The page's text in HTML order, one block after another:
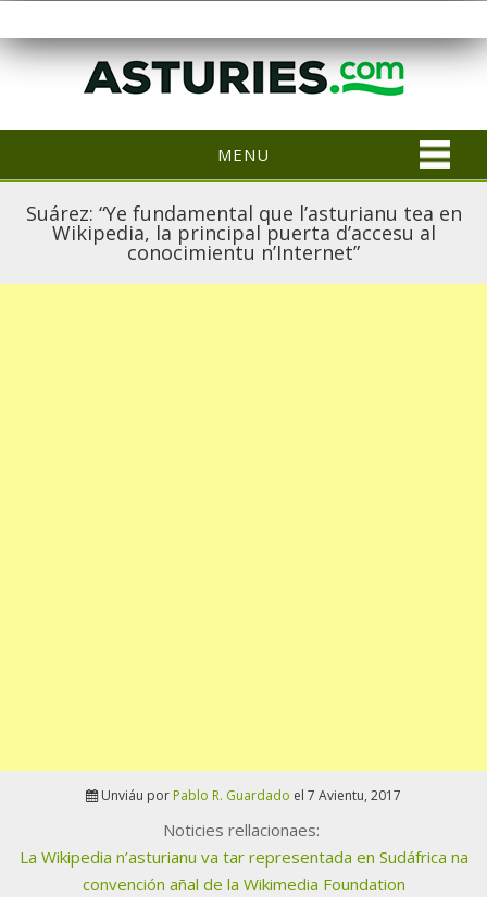
MENU
Suárez: “Ye fundamental que l’asturianu tea en
Wikipedia, la principal puerta d’accesu al
conocimientu n’Internet”
Unviáu por Pablo R. Guardado el 7 Avientu, 2017
Noticies rellacionaes:
La Wikipedia n’asturianu va tar representada en Sudáfrica na
convención añal de la Wikimedia Foundation